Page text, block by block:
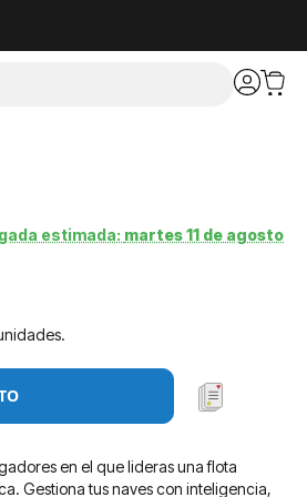
estimada: martes 11 de agosto
en el que lideras una flota
Gestiona tus naves con inteligencia,